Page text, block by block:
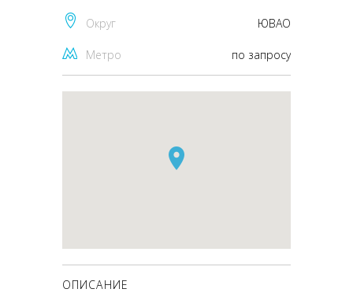
Округ ЮВАО
Метро по запросу
ОПИСАНИЕ